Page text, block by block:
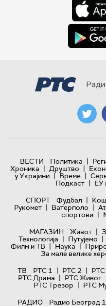
ВЕСТИ Политика |
Хроника | Друштво |
у Украјини | Време |
Подкаст | ЕУ
СПОРТ
Фудбал |
Рукомет | Ватерполо |
спортови |
МАГАЗИН
Живот |
Технологијa | Путујемо |
Филм и ТВ | Наука |
За мале велике
ТВ
РТС 1 | РТС 2 | РТС
РТС Драма | РТС Живот
РТС Трезор | РТС
РАДИО
Радио Београд 1